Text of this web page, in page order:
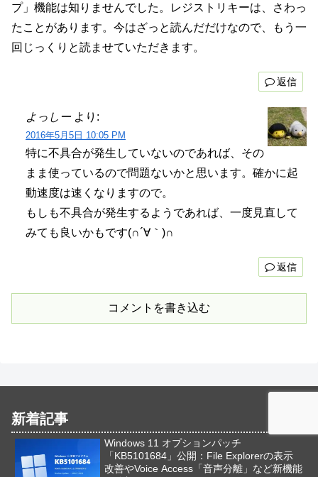
プ」機能は知りませんでした。レジストリキーは、さわっ
たことがあります。今はざっと読んだだけなので、もう一
回じっくりと読ませていただきます。
返信
よっしー より:
2016年5月5日 10:05 PM
特に不具合が発生していないのであれば、その
まま使っているので問題ないかと思います。確かに起
動速度は速くなりますので。
もしも不具合が発生するようであれば、一度見直して
みても良いかもです(∩´∀｀)∩
返信
コメントを書き込む
新着記事
Windows 11 オプションパッチ
「KB5101684」公開：File Explorerの表示
改善やVoice Access「音声分離」など新機能